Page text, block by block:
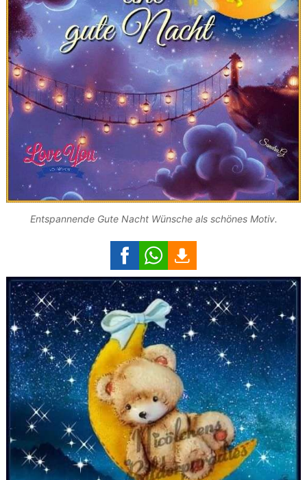
Entspannende Gute Nacht Wünsche als schönes Motiv.